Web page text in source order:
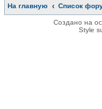
На главную Список
Создано на
Style